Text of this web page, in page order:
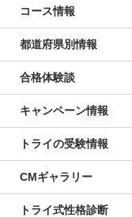
コース情報
都道府県別情報
合格体験談
キャンペーン情報
トライの受験情報
CMギャラリー
トライ式性格診断